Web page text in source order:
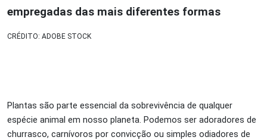
empregadas das mais diferentes formas
CRÉDITO: ADOBE STOCK
Plantas são parte essencial da sobrevivência de qualquer
espécie animal em nosso planeta. Podemos ser adoradores de
churrasco, carnívoros por convicção ou simples odiadores de